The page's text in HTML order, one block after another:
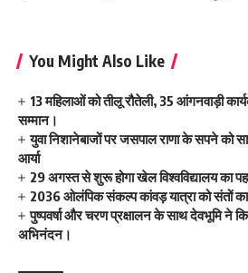
You Might Also Like
13 महिलाओं को तीलू रौतेली, 35 आंगनवाड़ी
सम्मान।
युवा निशानेबाजों पर जसपाल राणा के सपने को
आर्या
29 अगस्त से शुरू होगा खेल विश्वविद्यालय का
2036 ओलंपिक संकल्प कांवड़ यात्रा को संतों का
पुष्पवर्षा और चरण प्रक्षालन के साथ देवभूमि ने
अभिनंदन।